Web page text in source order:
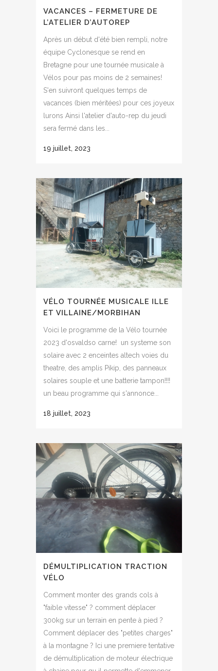
VACANCES – FERMETURE DE
L’ATELIER D’AUTOREP
Après un début d'été bien rempli, notre
équipe Cyclonesque se rend en
Bretagne pour une tournée musicale à
Vélos pour pas moins de 2 semaines!
S'en suivront quelques temps de
vacances (bien méritées) pour ces joyeux
lurons Ainsi l'atelier d'auto-rep du jeudi
sera fermé dans les...
19 juillet, 2023
VÉLO TOURNÉE MUSICALE ILLE
ET VILLAINE/MORBIHAN
Voici le programme de la Vélo tournée
2023 d'osvaldso carne! un systeme son
solaire avec 2 enceintes altech voies du
theatre, des amplis Pikip, des panneaux
solaires souple et une batterie tampon!!!!
un beau programme qui s'annonce...
18 juillet, 2023
DÉMULTIPLICATION TRACTION
VÉLO
Comment monter des grands cols à
"faible vitesse" ? comment déplacer
300kg sur un terrain en pente à pied ?
Comment déplacer des "petites charges"
à la montagne ? Ici une premiere tentative
de démultiplication de moteur électrique